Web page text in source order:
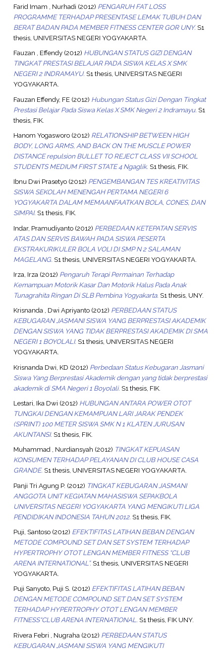
Farid Imam , Nurhadi (2012) PENGARUH FAT LOSS
PROGRAMME TERHADAP PRESENTASE LEMAK TUBUH DAN
BERAT BADAN PADA MEMBER FITNESS CENTER GOR UNY.S1
thesis, UNIVERSITAS NEGERI YOGYAKARTA.
Fauzan , Effendy(2012) HUBUNGAN STATUS GIZI DENGAN
TINGKAT PRESTASI BELAJAR PADA SISWA KELAS X SMK
NEGERI 2 INDRAMAYU. S1 thesis, UNIVERSITAS NEGERI
YOGYAKARTA.
Fauzan Effendy, FE(2012) Hubungan Status Gizi Dengan Tingkat
Prestasi Belajar Pada Siswa Kelas X SMK Negeri 2 Indramayu. S1
thesis, FIK.
Hanom Yogasworo(2012) RELATIONSHIP BETWEEN HIGH
BODY, LONG ARMS, AND BACK ON THE MUSCLE POWER
DISTANCE repulsion BULLET TO REJECT CLASS VII SCHOOL
STUDENTS MEDIUM FIRST STATE 4 Ngaglik. S1 thesis, FIK.
Ibnu Dwi Prasetyo (2012) PENGEMBANGAN TES KREATIVITAS
SISWA SEKOLAH MENENGAH PERTAMA NEGERI 6
YOGYAKARTA DALAM MEMAANFAATKAN BOLA, CONES, DAN
SIMPAI. S1 thesis, FIK.
Indar, Pramudiyanto(2012) PERBEDAAN KETEPATAN SERVIS
ATAS DAN SERVIS BAWAH PADA SISWA PESERTA
EKSTRAKURIKULER BOLA VOLI DI SMP N 2 SALAMAN
MAGELANG. S1 thesis, UNIVERSITAS NEGERI YOGYAKARTA.
Irza, Irza (2012) Pengaruh Terapi Permainan Terhadap
Kemampuan Motorik Kasar Dan Motorik Halus Pada Anak
Tunagrahita Ringan Di SLB Pembina Yogyakarta. S1 thesis, UNY.
Krisnanda , Dwi Apriyanto(2012) PERBEDAAN STATUS
KEBUGARAN JASMANI SISWA YANG BERPRESTASI AKADEMIK
DENGAN SISWA YANG TIDAK BERPRESTASI AKADEMIK DI SMA
NEGERI 1 BOYOLALI. S1 thesis, UNIVERSITAS NEGERI
YOGYAKARTA.
Krisnanda Dwi, KD (2012) Perbedaan Status Kebugaran Jasmani
Siswa Yang Berprestasi Akademik dengan yang tidak berprestasi
akademik di SMA Negeri 1 Boyolali. S1 thesis, FIK.
Lestari, Ika Dwi (2012) HUBUNGAN ANTARA POWER OTOT
TUNGKAI DENGAN KEMAMPUAN LARI JARAK PENDEK
(SPRINT) 100 METER SISWA SMK N 1 KLATEN JURUSAN
AKUNTANSI. S1 thesis, FIK.
Muhammad , Nurdiansyah (2012) TINGKAT KEPUASAN
KONSUMEN TERHADAP PELAYANAN DI CLUB HOUSE CASA
GRANDE. S1 thesis, UNIVERSITAS NEGERI YOGYAKARTA.
Panji Tri Agung P. (2012) TINGKAT KEBUGARAN JASMANI
ANGGOTA UNIT KEGIATAN MAHASISWA SEPAKBOLA
UNIVERSITAS NEGERI YOGYAKARTA YANG MENGIKUTI LIGA
PENDIDIKAN INDONESIA TAHUN 2012. S1 thesis, FIK.
Puji, Santoso(2012) EFEKTIFITAS LATIHAN BEBAN DENGAN
METODE COMPOUND SET DAN SET SYSTEM TERHADAP
HYPERTROPHY OTOT LENGAN MEMBER FITNESS “CLUB
ARENA INTERNATIONAL”.S1 thesis, UNIVERSITAS NEGERI
YOGYAKARTA.
Puji Sanyoto, Puji S. (2012) EFEKTIFITAS LATIHAN BEBAN
DENGAN METODE COMPOUND SET DAN SET SYSTEM
TERHADAP HYPERTROPHY OTOT LENGAN MEMBER
FITNESS“CLUB ARENA INTERNATIONAL. S1 thesis, FIK UNY.
Rivera Febri , Nugraha (2012) PERBEDAAN STATUS
KEBUGARAN JASMANI SISWA YANG MENGIKUTI